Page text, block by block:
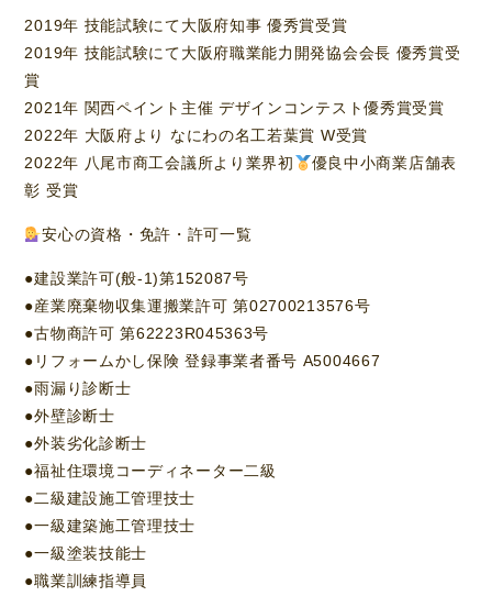
2019年 技能試験にて大阪府知事 優秀賞受賞
2019年 技能試験にて大阪府職業能力開発協会会長 優秀賞受
賞
2021年 関西ペイント主催 デザインコンテスト優秀賞受賞
2022年 大阪府より なにわの名工若葉賞 W受賞
2022年 八尾市商工会議所より業界初
優良中小商業店舗表
彰 受賞
安心の資格・免許・許可一覧
●建設業許可(般-1)第152087号
●産業廃棄物収集運搬業許可 第02700213576号
●古物商許可 第62223R045363号
●リフォームかし保険 登録事業者番号 A5004667
●雨漏り診断士
●外壁診断士
●外装劣化診断士
●福祉住環境コーディネーター二級
●二級建設施工管理技士
●一級建築施工管理技士
●一級塗装技能士
●職業訓練指導員